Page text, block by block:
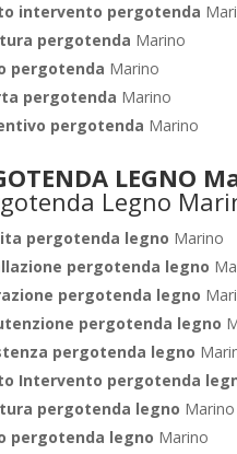
intervento pergotenda
pergotenda Marino
pergotenda Marino
pergotenda Marino
pergotenda Marino
LEGNO
pergotenda legno Marino
pergotenda legno
pergotenda legno
pergotenda legno
pergotenda legno
Intervento pergotenda
pergotenda legno Marino
pergotenda legno Marino